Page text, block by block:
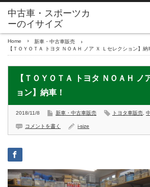
Home
新車・中古車販売
【ＴＯＹＯＴＡ トヨタ ＮＯＡＨ ノア Ｘ Ｌセレクション】納
【ＴＯＹＯＴＡ トヨタ ＮＯＡＨ ノ
ョン】納車！
2018/11/8 新車・中古車販売 トヨタ車販売
コメントを書く i-size